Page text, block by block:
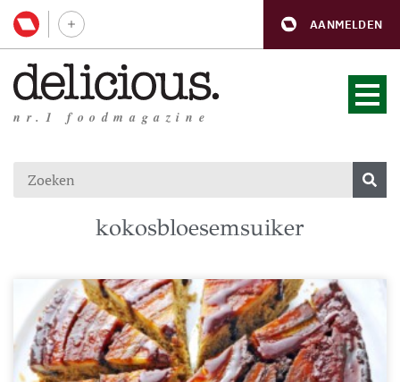
AANMELDEN
nr.1 foodmagazine
kokosbloesemsuiker